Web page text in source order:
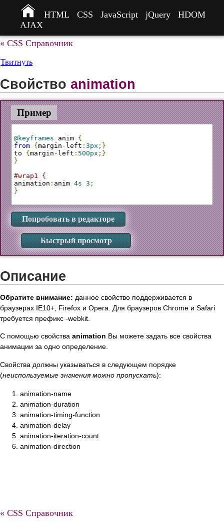
HTML CSS JavaScript jQuery
HDOM
AJAX
« CSS Справочник
Твитнуть
Свойство animation
Пример
@keyframes anim {
from { margin - left : 3px ;}
to { margin - left : 500px ;}
}
#wrap1 {
animation : anim 4s 3 ;
}
Попробовать в редакторе
Быстрый просмотр
Описание
Обратите внимание: данное свойство поддерживается в
браузерах IE10+, Firefox и Opera. Для браузеров Chrome и Safari
требуется префикс -webkit.
С помощью свойства animation Вы можете задать все свойства
анимации за одно определение.
Свойства должны указываться в следующем порядке
(неиспользуемые значения можно пропускать):
animation-name
animation-duration
animation-timing-function
animation-delay
animation-iteration-count
animation-direction
« CSS Справочник